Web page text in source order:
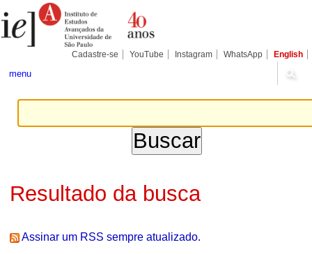
para
conteúdo.
Pessoais
Cadastre-se YouTube Instagram WhatsApp English
menu
Resultado da busca
Assinar um RSS sempre atualizado.